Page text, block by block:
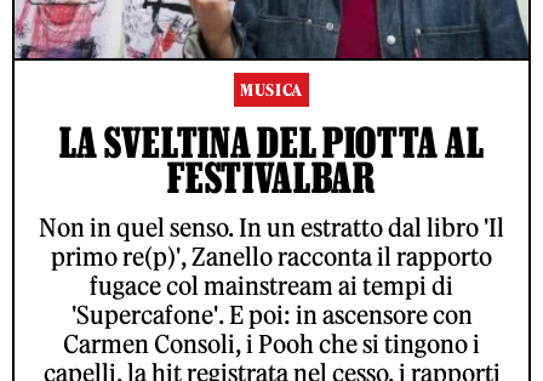
MUSICA
LA SVELTINA DEL PIOTTA AL
FESTIVALBAR
Non in quel senso. In un estratto dal libro 'Il
primo re(p)', Zanello racconta il rapporto
fugace col mainstream ai tempi di
'Supercafone'. E poi: in ascensore con
Carmen Consoli, i Pooh che si tingono i
capelli, la hit registrata nel cesso, i rapporti